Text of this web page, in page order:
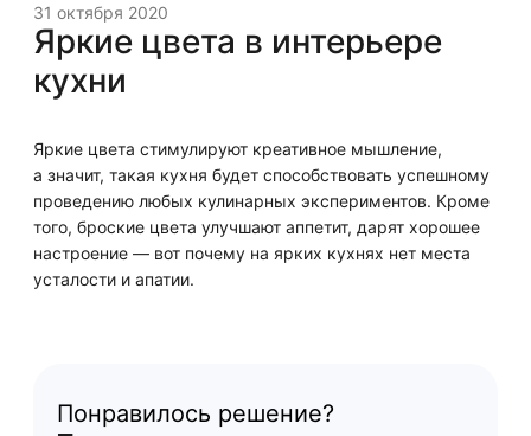
31 октября 2020
Яркие цвета в интерьере
кухни
Яркие цвета стимулируют креативное мышление,
а значит, такая кухня будет способствовать успешному
проведению любых кулинарных экспериментов. Кроме
того, броские цвета улучшают аппетит, дарят хорошее
настроение — вот почему на ярких кухнях нет места
усталости и апатии.
Понравилось решение?